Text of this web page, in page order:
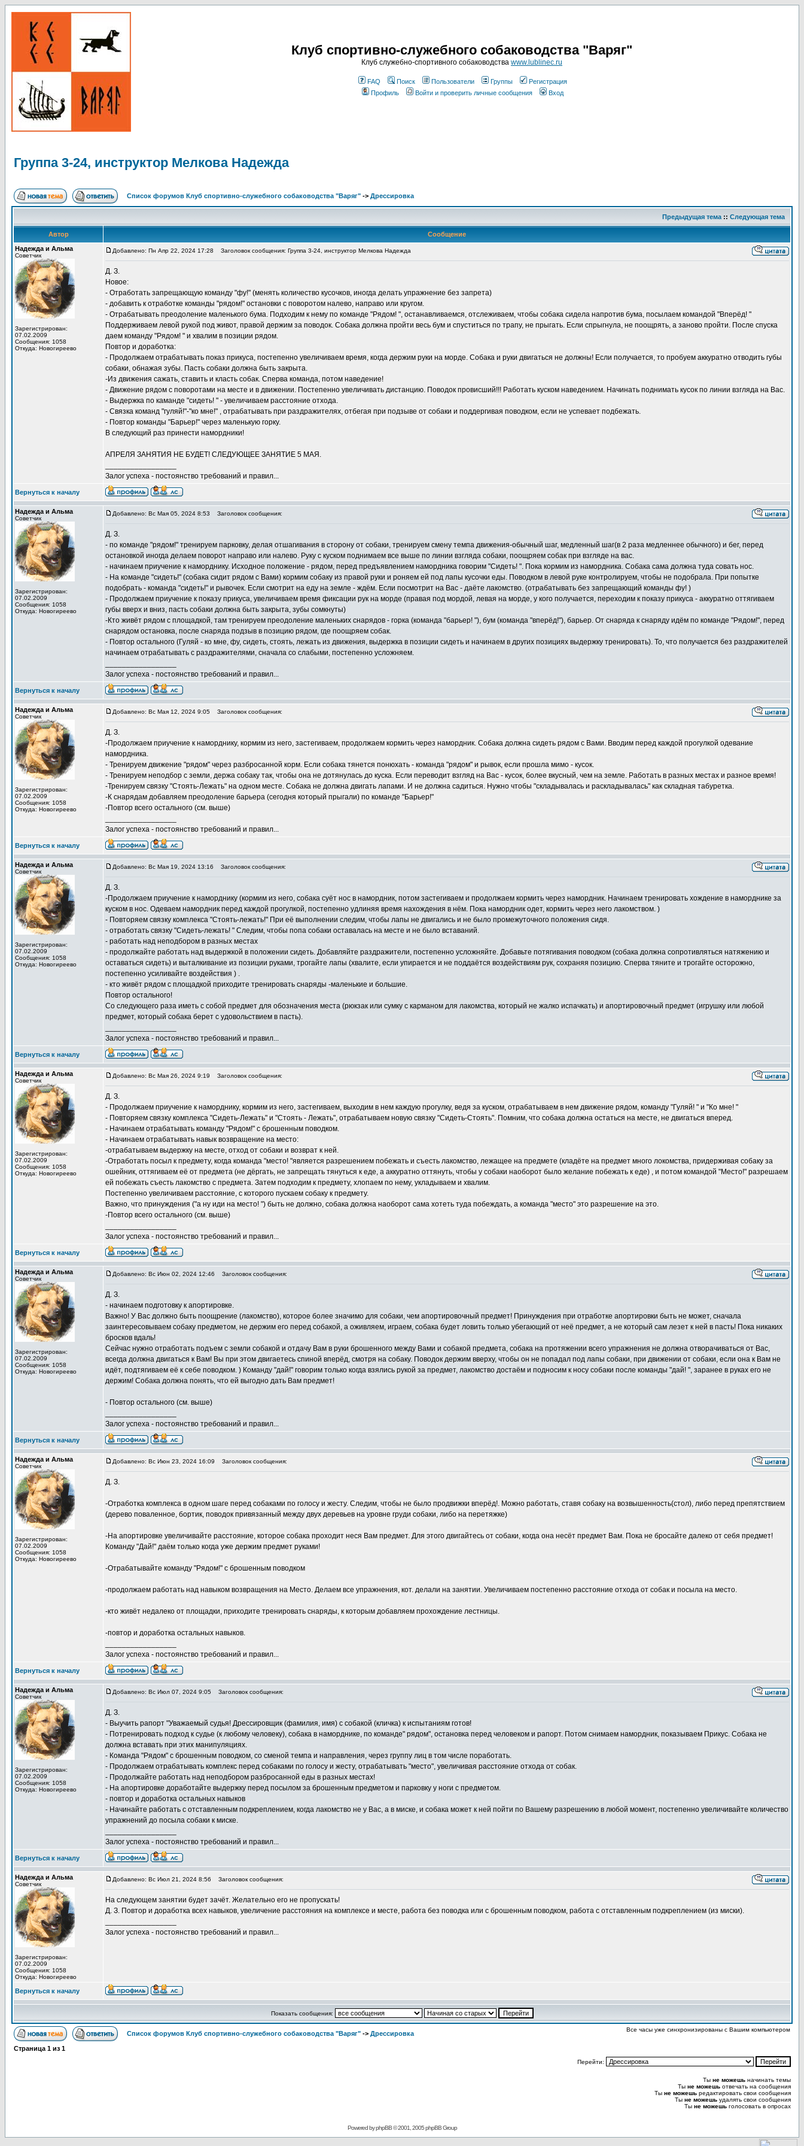
Клуб спортивно-служебного собаководства "Варяг"
Клуб служебно-спортивного собаководства www.lublinec.ru
FAQ Поиск Пользователи Группы
Регистрация
Профиль
Войти и проверить личные сообщения Вход
Группа 3-24, инструктор Мелкова Надежда
Список форумов Клуб спортивно-служебного собаководства "Варяг" -> Дрессировка
Предыдущая тема :: Следующая тема
Автор
Сообщение
Надежда и Альма
Советчик
Зарегистрирован:
07.02.2009
Сообщения: 1058
Откуда: Новогиреево
Добавлено: Пн Апр 22, 2024 17:28 Заголовок сообщения: Группа 3-24, инструктор Мелкова Надежда
Д. З.
Новое:
- Отработать запрещающую команду "фу!" (менять количество кусочков, иногда делать упражнение без запрета)
- добавить к отработке команды "рядом!" остановки с поворотом налево, направо или кругом.
- Отрабатывать преодоление маленького бума. Подходим к нему по команде "Рядом! ", останавливаемся, отслеживаем, чтобы собака сидела напротив бума, посылаем командой "Вперёд! "
Поддерживаем левой рукой под живот, правой держим за поводок. Собака должна пройти весь бум и спуститься по трапу, не прыгать. Если спрыгнула, не поощрять, а заново пройти. После спуска
даем команду "Рядом! " и хвалим в позиции рядом.
Повтор и доработка:
- Продолжаем отрабатывать показ прикуса, постепенно увеличиваем время, когда держим руки на морде. Собака и руки двигаться не должны! Если получается, то пробуем аккуратно отводить губы
собаки, обнажая зубы. Пасть собаки должна быть закрыта.
-Из движения сажать, ставить и класть собак. Сперва команда, потом наведение!
- Движение рядом с поворотами на месте и в движении. Постепенно увеличивать дистанцию. Поводок провисший!!! Работать куском наведением. Начинать поднимать кусок по линии взгляда на Вас.
- Выдержка по каманде "сидеть! " - увеличиваем расстояние отхода.
- Связка команд "гуляй!"-"ко мне!" , отрабатывать при раздражителях, отбегая при подзыве от собаки и поддергивая поводком, если не успевает подбежать.
- Повтор команды "Барьер!" через маленькую горку.
В следующий раз принести намордники!
АПРЕЛЯ ЗАНЯТИЯ НЕ БУДЕТ! СЛЕДУЮЩЕЕ ЗАНЯТИЕ 5 МАЯ.
Залог успеха - постоянство требований и правил...
Вернуться к началу
Надежда и Альма
Советчик
Зарегистрирован:
07.02.2009
Сообщения: 1058
Откуда: Новогиреево
Добавлено: Вс Мая 05, 2024 8:53 Заголовок сообщения:
Д. З.
- по команде "рядом!" тренируем парковку, делая отшагивания в сторону от собаки, тренируем смену темпа движения-обычный шаг, медленный шаг(в 2 раза медленнее обычного) и бег, перед
остановкой иногда делаем поворот направо или налево. Руку с куском поднимаем все выше по линии взгляда собаки, поощряем собак при взгляде на вас.
- начинаем приучение к наморднику. Исходное положение - рядом, перед предъявлением намордника говорим "Сидеть! ". Пока кормим из намордника. Собака сама должна туда совать нос.
- На команде "сидеть!" (собака сидит рядом с Вами) кормим собаку из правой руки и роняем ей под лапы кусочки еды. Поводком в левой руке контролируем, чтобы не подобрала. При попытке
подобрать - команда "сидеть!" и рывочек. Если смотрит на еду на земле - ждём. Если посмотрит на Вас - даёте лакомство. (отрабатывать без запрещающий команды фу! )
- Продолжаем приучение к показу прикуса, увеличиваем время фиксации рук на морде (правая под мордой, левая на морде, у кого получается, переходим к показу прикуса - аккуратно оттягиваем
губы вверх и вниз, пасть собаки должна быть закрыта, зубы сомкнуты)
-Кто живёт рядом с площадкой, там тренируем преодоление маленьких снарядов - горка (команда "барьер! "), бум (команда "вперёд!"), барьер. От снаряда к снаряду идём по команде "Рядом!", перед
снарядом остановка, после снаряда подзыв в позицию рядом, где поощряем собак.
- Повтор остального (Гуляй - ко мне, фу, сидеть, стоять, лежать из движения, выдержка в позиции сидеть и начинаем в других позициях выдержку тренировать). То, что получается без раздражителей
начинаем отрабатывать с раздражителями, сначала со слабыми, постепенно усложняем.
Залог успеха - постоянство требований и правил...
Вернуться к началу
Надежда и Альма
Советчик
Зарегистрирован:
07.02.2009
Сообщения: 1058
Откуда: Новогиреево
Добавлено: Вс Мая 12, 2024 9:05 Заголовок сообщения:
Д. З.
-Продолжаем приучение к наморднику, кормим из него, застегиваем, продолжаем кормить через намордник. Собака должна сидеть рядом с Вами. Вводим перед каждой прогулкой одевание
намордника.
- Тренируем движение "рядом" через разбросанной корм. Если собака тянется понюхать - команда "рядом" и рывок, если прошла мимо - кусок.
- Тренируем неподбор с земли, держа собаку так, чтобы она не дотянулась до куска. Если переводит взгляд на Вас - кусок, более вкусный, чем на земле. Работать в разных местах и разное время!
-Тренируем связку "Стоять-Лежать" на одном месте. Собака не должна двигать лапами. И не должна садиться. Нужно чтобы "складывалась и раскладывалась" как складная табуретка.
-К снарядам добавляем преодоление барьера (сегодня который прыгали) по команде "Барьер!"
-Повтор всего остального (см. выше)
Залог успеха - постоянство требований и правил...
Вернуться к началу
Надежда и Альма
Советчик
Зарегистрирован:
07.02.2009
Сообщения: 1058
Откуда: Новогиреево
Добавлено: Вс Мая 19, 2024 13:16 Заголовок сообщения:
Д. З.
-Продолжаем приучение к наморднику (кормим из него, собака суёт нос в намордник, потом застегиваем и продолжаем кормить через намордник. Начинаем тренировать хождение в наморднике за
куском в нос. Одеваем намордник перед каждой прогулкой, постепенно удлиняя время нахождения в нём. Пока намордник одет, кормить через него лакомством. )
- Повторяем связку комплекса "Стоять-лежать!" При её выполнении следим, чтобы лапы не двигались и не было промежуточного положения сидя.
- отработать связку "Сидеть-лежать! " Следим, чтобы попа собаки оставалась на месте и не было вставаний.
- работать над неподбором в разных местах
- продолжайте работать над выдержкой в положении сидеть. Добавляйте раздражители, постепенно усложняйте. Добавьте потягивания поводком (собака должна сопротивляться натяжению и
оставаться сидеть) и выталкивание из позиции руками, трогайте лапы (хвалите, если упирается и не поддаётся воздействиям рук, сохраняя позицию. Сперва тяните и трогайте осторожно,
постепенно усиливайте воздействия ) .
- кто живёт рядом с площадкой приходите тренировать снаряды -маленькие и большие.
Повтор остального!
Со следующего раза иметь с собой предмет для обозначения места (рюкзак или сумку с карманом для лакомства, который не жалко испачкать) и апортировочный предмет (игрушку или любой
предмет, который собака берет с удовольствием в пасть).
Залог успеха - постоянство требований и правил...
Вернуться к началу
Надежда и Альма
Советчик
Зарегистрирован:
07.02.2009
Сообщения: 1058
Откуда: Новогиреево
Добавлено: Вс Мая 26, 2024 9:19 Заголовок сообщения:
Д. З.
- Продолжаем приучение к наморднику, кормим из него, застегиваем, выходим в нем каждую прогулку, ведя за куском, отрабатываем в нем движение рядом, команду "Гуляй! " и "Ко мне! "
- Повторяем связку комплекса "Сидеть-Лежать" и "Стоять - Лежать", отрабатываем новую связку "Сидеть-Стоять". Помним, что собака должна остаться на месте, не двигаться вперед.
- Начинаем отрабатывать команду "Рядом!" с брошенным поводком.
- Начинаем отрабатывать навык возвращение на место:
-отрабатываем выдержку на месте, отход от собаки и возврат к ней.
-Отработать посыл к предмету, когда команда "место! "является разрешением побежать и съесть лакомство, лежащее на предмете (кладёте на предмет много локомства, придерживая собаку за
ошейник, оттягиваем её от предмета (не дёргать, не запрещать тянуться к еде, а аккуратно оттянуть, чтобы у собаки наоборот было желание побежать к еде) , и потом командой "Место!" разрешаем
ей побежать съесть лакомство с предмета. Затем подходим к предмету, хлопаем по нему, укладываем и хвалим.
Постепенно увеличиваем расстояние, с которого пускаем собаку к предмету.
Важно, что принуждения ("а ну иди на место! ") быть не должно, собака должна наоборот сама хотеть туда побеждать, а команда "место" это разрешение на это.
-Повтор всего остального (см. выше)
Залог успеха - постоянство требований и правил...
Вернуться к началу
Надежда и Альма
Советчик
Зарегистрирован:
07.02.2009
Сообщения: 1058
Откуда: Новогиреево
Добавлено: Вс Июн 02, 2024 12:46 Заголовок сообщения:
Д. З.
- начинаем подготовку к апортировке.
Важно! У Вас должно быть поощрение (лакомство), которое более значимо для собаки, чем апортировочный предмет! Принуждения при отработке апортировки быть не может, сначала
заинтересовываем собаку предметом, не держим его перед собакой, а оживляем, играем, собака будет ловить только убегающий от неё предмет, а не который сам лезет к ней в пасть! Пока никаких
бросков вдаль!
Сейчас нужно отработать подъем с земли собакой и отдачу Вам в руки брошенного между Вами и собакой предмета, собака на протяжении всего упражнения не должна отворачиваться от Вас,
всегда должна двигаться к Вам! Вы при этом двигаетесь спиной вперёд, смотря на собаку. Поводок держим вверху, чтобы он не попадал под лапы собаки, при движении от собаки, если она к Вам не
идёт, подтягиваем её к себе поводком. ) Команду "дай!" говорим только когда взялись рукой за предмет, лакомство достаём и подносим к носу собаки после команды "дай! ", заранее в руках его не
держим! Собака должна понять, что ей выгодно дать Вам предмет!
- Повтор остального (см. выше)
Залог успеха - постоянство требований и правил...
Вернуться к началу
Надежда и Альма
Советчик
Зарегистрирован:
07.02.2009
Сообщения: 1058
Откуда: Новогиреево
Добавлено: Вс Июн 23, 2024 16:09 Заголовок сообщения:
Д. З.
-Отработка комплекса в одном шаге перед собаками по голосу и жесту. Следим, чтобы не было продвижки вперёд!. Можно работать, ставя собаку на возвышенность(стол), либо перед препятствием
(дерево поваленное, бортик, поводок привязанный между двух деревьев на уровне груди собаки, либо на перетяжке)
-На апортировке увеличивайте расстояние, которое собака проходит неся Вам предмет. Для этого двигайтесь от собаки, когда она несёт предмет Вам. Пока не бросайте далеко от себя предмет!
Команду "Дай!" даём только когда уже держим предмет руками!
-Отрабатывайте команду "Рядом!" с брошенным поводком
-продолжаем работать над навыком возвращения на Место. Делаем все упражнения, кот. делали на занятии. Увеличиваем постепенно расстояние отхода от собак и посыла на место.
-кто живёт недалеко от площадки, приходите тренировать снаряды, к которым добавляем прохождение лестницы.
-повтор и доработка остальных навыков.
Залог успеха - постоянство требований и правил...
Вернуться к началу
Надежда и Альма
Советчик
Зарегистрирован:
07.02.2009
Сообщения: 1058
Откуда: Новогиреево
Добавлено: Вс Июл 07, 2024 9:05 Заголовок сообщения:
Д. З.
- Выучить рапорт "Уважаемый судья! Дрессировщик (фамилия, имя) с собакой (кличка) к испытаниям готов!
- Потренировать подход к судье (к любому человеку), собака в наморднике, по команде" рядом", остановка перед человеком и рапорт. Потом снимаем намордник, показываем Прикус. Собака не
должна вставать при этих манипуляциях.
- Команда "Рядом" с брошенным поводком, со сменой темпа и направления, через группу лиц в том числе поработать.
- Продолжаем отрабатывать комплекс перед собаками по голосу и жесту, отрабатывать "место", увеличивая расстояние отхода от собак.
- Продолжайте работать над неподбором разбросанной еды в разных местах!
- На апортировке доработайте выдержку перед посылом за брошенным предметом и парковку у ноги с предметом.
- повтор и доработка остальных навыков
- Начинайте работать с отставленным подкреплением, когда лакомство не у Вас, а в миске, и собака может к ней пойти по Вашему разрешению в любой момент, постепенно увеличивайте количество
упражнений до посыла собаки к миске.
Залог успеха - постоянство требований и правил...
Вернуться к началу
Надежда и Альма
Советчик
Зарегистрирован:
07.02.2009
Сообщения: 1058
Откуда: Новогиреево
Добавлено: Вс Июл 21, 2024 8:56 Заголовок сообщения:
На следующем занятии будет зачёт. Желательно его не пропускать!
Д. З. Повтор и доработка всех навыков, увеличение расстояния на комплексе и месте, работа без поводка или с брошенным поводком, работа с отставленным подкреплением (из миски).
Залог успеха - постоянство требований и правил...
Вернуться к началу
Показать сообщения:
Список форумов Клуб спортивно-служебного собаководства "Варяг" -> Дрессировка
Все часы уже синхронизированы с Вашим компьютером
Страница 1 из 1
Перейти:
Ты не можешь начинать темы
Ты не можешь отвечать на сообщения
Ты не можешь редактировать свои сообщения
Ты не можешь удалять свои сообщения
Ты не можешь голосовать в опросах
Powered byphpBB© 2001, 2005 phpBB Group